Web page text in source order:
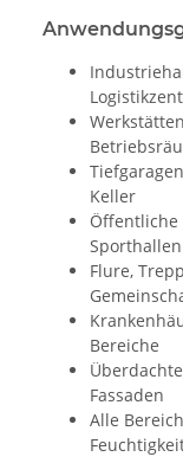
Keller
Öffentliche
Flure,
Bereiche
Fassaden
Alle